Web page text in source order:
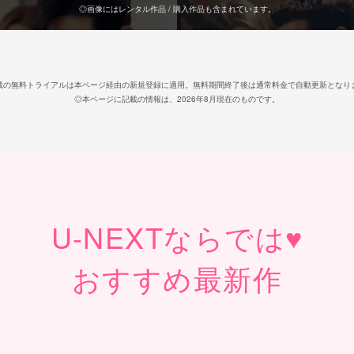
◎画像にはレンタル作品 / 購入作品も含まれています。
無料トライアルは本ページ経由の新規登録に適用。無料期間終了後は通常料金で自動更新となり
◎本ページに記載の情報は、2026年8月現在のものです。
U-NEXTならでは♥
おすすめ最新作